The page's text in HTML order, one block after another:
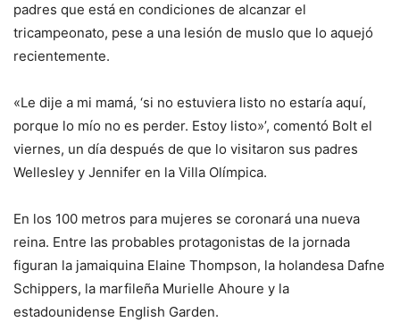
padres que está en condiciones de alcanzar el
tricampeonato, pese a una lesión de muslo que lo aquejó
recientemente.
«Le dije a mi mamá, ‘si no estuviera listo no estaría aquí,
porque lo mío no es perder. Estoy listo»’, comentó Bolt el
viernes, un día después de que lo visitaron sus padres
Wellesley y Jennifer en la Villa Olímpica.
En los 100 metros para mujeres se coronará una nueva
reina. Entre las probables protagonistas de la jornada
figuran la jamaiquina Elaine Thompson, la holandesa Dafne
Schippers, la marfileña Murielle Ahoure y la
estadounidense English Garden.